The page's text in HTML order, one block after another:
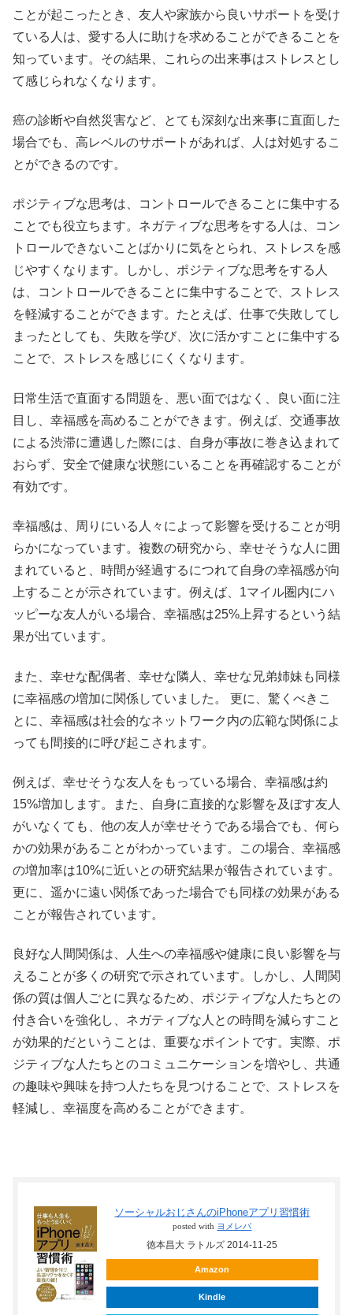
ことが起こったとき、友人や家族から良いサポートを受け
ている人は、愛する人に助けを求めることができることを
知っています。その結果、これらの出来事はストレスとし
て感じられなくなります。
癌の診断や自然災害など、とても深刻な出来事に直面した
場合でも、高レベルのサポートがあれば、人は対処するこ
とができるのです。
ポジティブな思考は、コントロールできることに集中する
ことでも役立ちます。ネガティブな思考をする人は、コン
トロールできないことばかりに気をとられ、ストレスを感
じやすくなります。しかし、ポジティブな思考をする人
は、コントロールできることに集中することで、ストレス
を軽減することができます。たとえば、仕事で失敗してし
まったとしても、失敗を学び、次に活かすことに集中する
ことで、ストレスを感じにくくなります。
日常生活で直面する問題を、悪い面ではなく、良い面に注
目し、幸福感を高めることができます。例えば、交通事故
による渋滞に遭遇した際には、自身が事故に巻き込まれて
おらず、安全で健康な状態にいることを再確認することが
有効です。
幸福感は、周りにいる人々によって影響を受けることが明
らかになっています。複数の研究から、幸せそうな人に囲
まれていると、時間が経過するにつれて自身の幸福感が向
上することが示されています。例えば、1マイル圏内にハ
ッピーな友人がいる場合、幸福感は25%上昇するという結
果が出ています。
また、幸せな配偶者、幸せな隣人、幸せな兄弟姉妹も同様
に幸福感の増加に関係していました。 更に、驚くべきこ
とに、幸福感は社会的なネットワーク内の広範な関係によ
っても間接的に呼び起こされます。
例えば、幸せそうな友人をもっている場合、幸福感は約
15%増加します。また、自身に直接的な影響を及ぼす友人
がいなくても、他の友人が幸せそうである場合でも、何ら
かの効果があることがわかっています。この場合、幸福感
の増加率は10%に近いとの研究結果が報告されています。
更に、遥かに遠い関係であった場合でも同様の効果がある
ことが報告されています。
良好な人間関係は、人生への幸福感や健康に良い影響を与
えることが多くの研究で示されています。しかし、人間関
係の質は個人ごとに異なるため、ポジティブな人たちとの
付き合いを強化し、ネガティブな人との時間を減らすこと
が効果的だということは、重要なポイントです。実際、ポ
ジティブな人たちとのコミュニケーションを増やし、共通
の趣味や興味を持つ人たちを見つけることで、ストレスを
軽減し、幸福度を高めることができます。
ソーシャルおじさんのiPhoneアプリ習慣術
posted with ヨメレバ
徳本昌大 ラトルズ 2014-11-25
Amazon
Kindle